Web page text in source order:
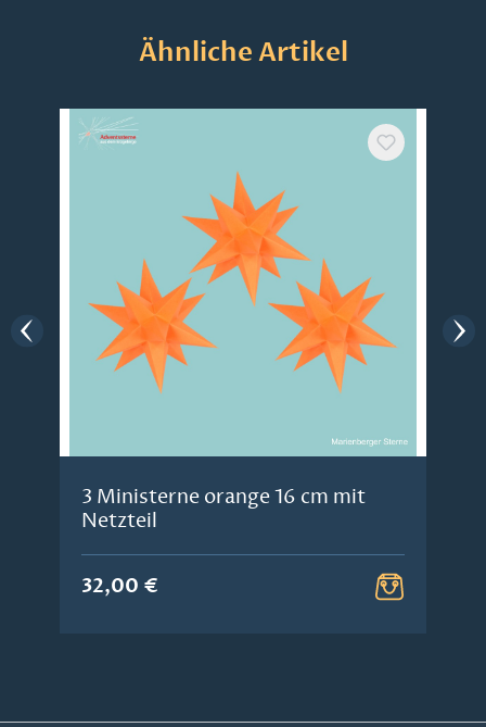
Produktgalerie überspringen
Ähnliche Artikel
3 Ministerne orange 16 cm mit
Netzteil
32,00 €